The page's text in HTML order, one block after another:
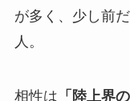
が多く、少し前だ
人。
相性は 「陸上界